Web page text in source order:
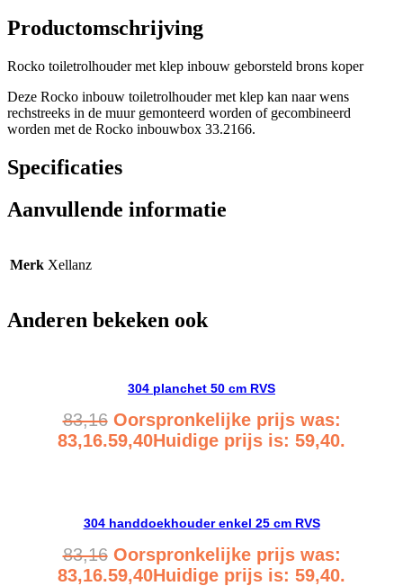
Productomschrijving
Rocko toiletrolhouder met klep inbouw geborsteld brons koper
Deze Rocko inbouw toiletrolhouder met klep kan naar wens
rechstreeks in de muur gemonteerd worden of gecombineerd
worden met de Rocko inbouwbox 33.2166.
Specificaties
Aanvullende informatie
Merk Xellanz
Anderen bekeken ook
304 planchet 50 cm RVS
83,16 Oorspronkelijke prijs was:
83,16.59,40Huidige prijs is: 59,40.
304 handdoekhouder enkel 25 cm RVS
83,16 Oorspronkelijke prijs was:
83,16.59,40Huidige prijs is: 59,40.